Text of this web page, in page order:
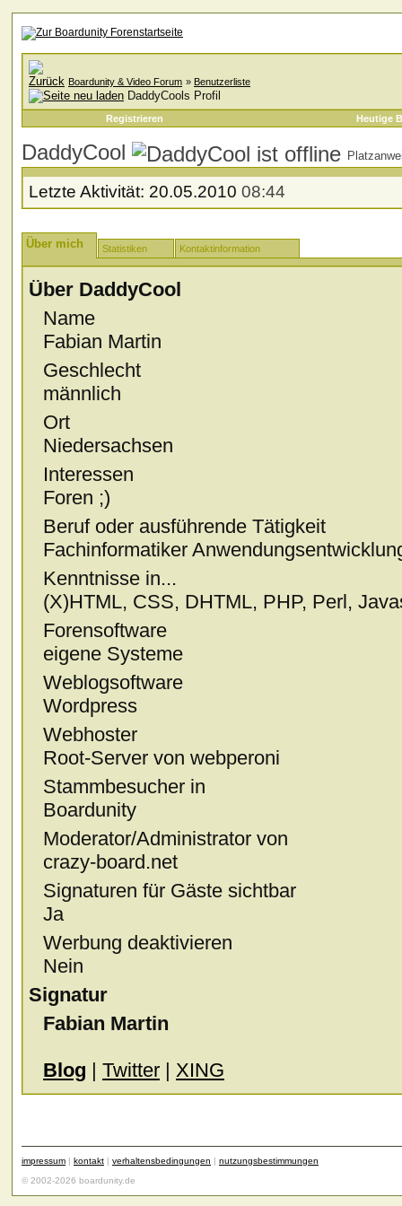
Boardunity & Video Forum » Benutzerliste
DaddyCools Profil
Registrieren Heutige
DaddyCool
Letzte Aktivität: 20.05.2010 08:44
Über mich Statistiken Kontaktinformation
Über DaddyCool
Name
Fabian Martin
Geschlecht
männlich
Ort
Niedersachsen
Interessen
Foren ;)
Beruf oder ausführende Tätigkeit
Fachinformatiker
Kenntnisse in...
(X)HTML, CSS, DHTML, PHP, Perl,
Forensoftware
eigene Systeme
Weblogsoftware
Wordpress
Webhoster
Root-Server von webperoni
Stammbesucher in
Boardunity
Moderator/Administrator von
crazy-board.net
Signaturen für Gäste sichtbar
Ja
Werbung deaktivieren
Nein
Signatur
Fabian Martin
Blog | Twitter | XING
impressum | kontakt | verhaltensbedingungen | nutzungsbestimmungen
© 2002-2026 boardunity.de